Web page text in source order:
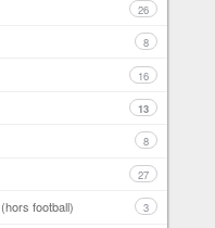
26
8
16
13
8
27
football) 3